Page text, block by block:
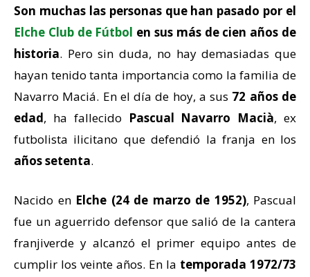
Son muchas las personas que han pasado por el
Elche Club de Fútbol en sus más de cien años de
historia. Pero sin duda, no hay demasiadas que
hayan tenido tanta importancia como la familia de
Navarro Maciá. En el día de hoy, a sus 72 años de
edad, ha fallecido Pascual Navarro Macià, ex
futbolista ilicitano que defendió la franja en los
años setenta.
Nacido en Elche (24 de marzo de 1952), Pascual
fue un aguerrido defensor que salió de la cantera
franjiverde y alcanzó el primer equipo antes de
cumplir los veinte años. En la temporada 1972/73